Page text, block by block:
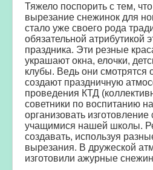
Тяжело поспорить с тем, что
вырезание снежинок для
стало уже своего рода
обязательной атрибутикой
праздника. Эти резные
украшают окна, елочки,
клубы. Ведь они смотрятся
создают праздничную
проведения КТД
советники по воспитанию
организовать
учащимися нашей школы.
создавать, используя
вырезания. В дружеской
изготовили ажурные